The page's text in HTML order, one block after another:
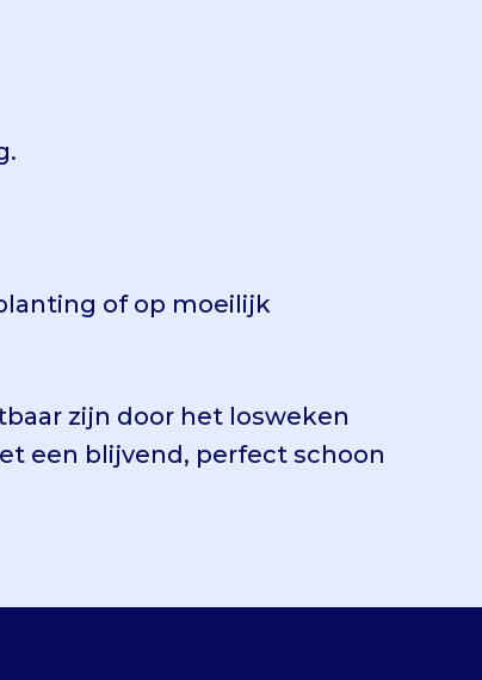
of op moeilijk
zijn door het losweken
een blijvend, perfect schoon